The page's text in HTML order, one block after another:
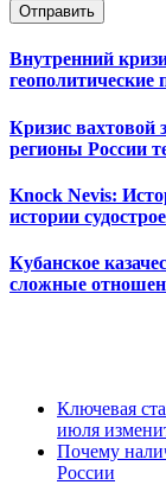
Отправить
Внутренний
геополитические
Кризис вахтовой
регионы России
Knock Nevis:
истории
Кубанское
сложные
Ключевая
июля
Почему
России